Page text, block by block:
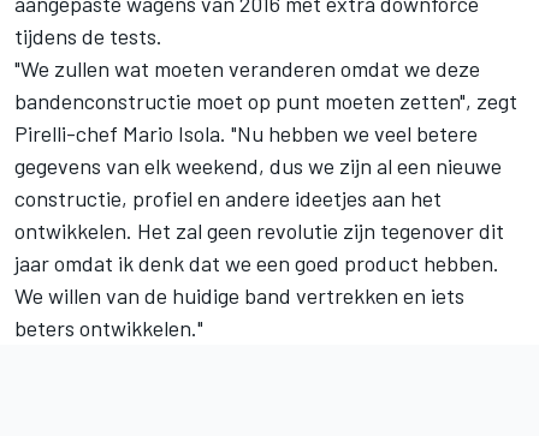
tijdens de tests.
"We zullen wat moeten veranderen omdat we deze
bandenconstructie moet op punt moeten zetten", zegt
Pirelli-chef Mario Isola. "Nu hebben we veel betere
gegevens van elk weekend, dus we zijn al een nieuwe
constructie, profiel en andere ideetjes aan het
ontwikkelen. Het zal geen revolutie zijn tegenover dit
jaar omdat ik denk dat we een goed product hebben.
We willen van de huidige band vertrekken en iets
beters ontwikkelen."